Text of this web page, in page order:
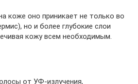
коже оно приникает не только во
но и более глубокие слои
кожу всем необходимым.
от УФ-излучения,